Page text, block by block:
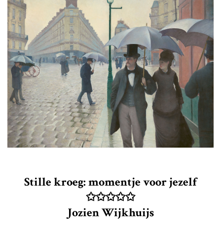
Stille kroeg: momentje voor jezelf
✩✩✩✩✩
Jozien Wijkhuijs